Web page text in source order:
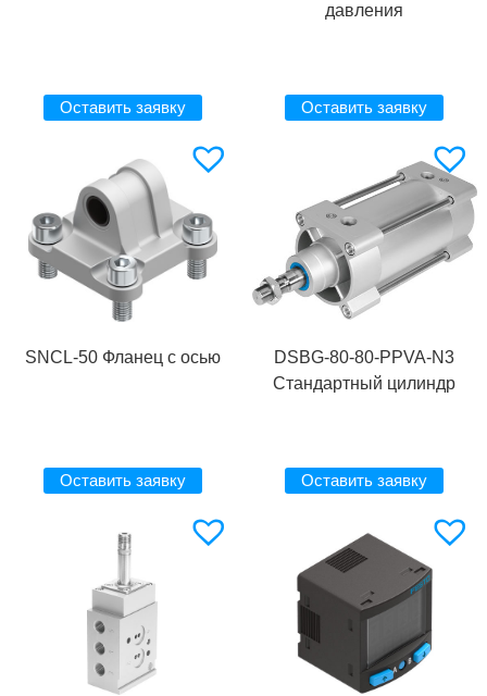
Оставить заявку
давления
Оставить заявку
SNCL-50 Фланец с осью
Оставить заявку
DSBG-80-80-PPVA-N3
Стандартный цилиндр
Оставить заявку